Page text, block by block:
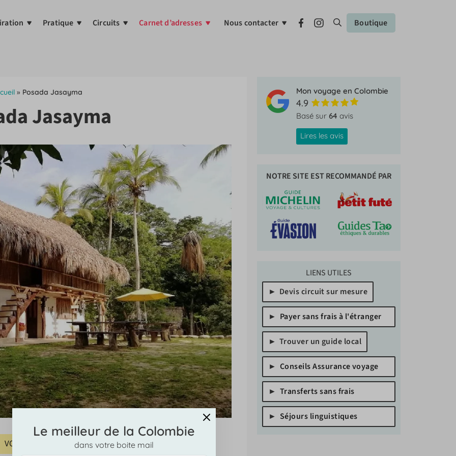
Pratique Circuits Carnet d’adresses Nous contacter Boutique
» Posada Jasayma
Jasayma
VOIR LES PRIX
Mon voyage en Colombie
4.9
Basé sur 64 avis
Lires les avis
NOTRE SITE EST RECOMMANDÉ PAR
LIENS UTILES
Devis circuit sur mesure
Payer sans frais à l'étranger
Trouver un guide local
Conseils Assurance voyage
Transferts sans frais
Séjours linguistiques
Le meilleur de la Colombie
dans votre boite mail